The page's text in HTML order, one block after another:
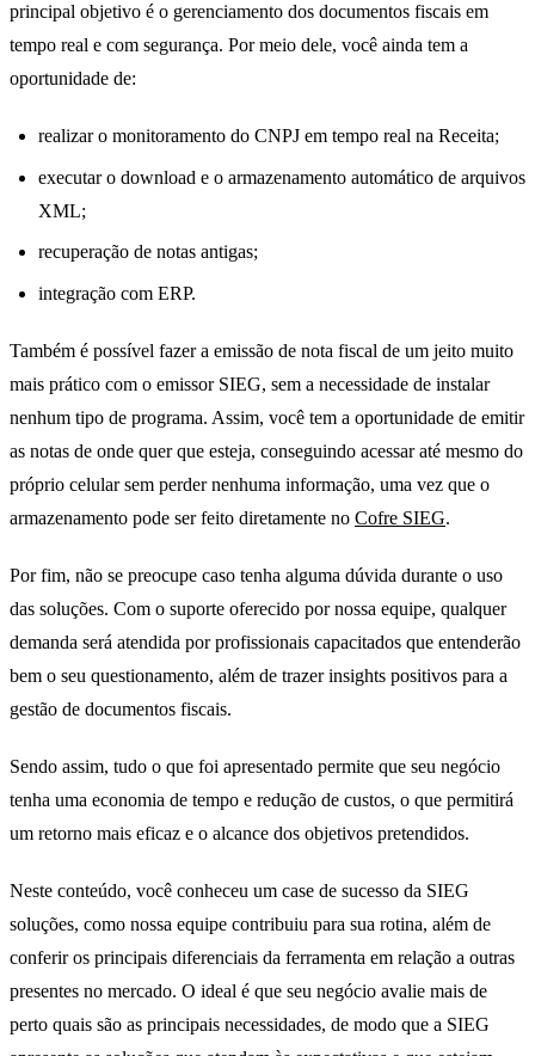
principal objetivo é o gerenciamento dos documentos fiscais em
tempo real e com segurança. Por meio dele, você ainda tem a
oportunidade de:
realizar o monitoramento do CNPJ em tempo real na Receita;
executar o download e o armazenamento automático de arquivos
XML;
recuperação de notas antigas;
integração com ERP.
Também é possível fazer a emissão de nota fiscal de um jeito muito
mais prático com o emissor SIEG, sem a necessidade de instalar
nenhum tipo de programa. Assim, você tem a oportunidade de emitir
as notas de onde quer que esteja, conseguindo acessar até mesmo do
próprio celular sem perder nenhuma informação, uma vez que o
armazenamento pode ser feito diretamente no Cofre SIEG.
Por fim, não se preocupe caso tenha alguma dúvida durante o uso
das soluções. Com o suporte oferecido por nossa equipe, qualquer
demanda será atendida por profissionais capacitados que entenderão
bem o seu questionamento, além de trazer insights positivos para a
gestão de documentos fiscais.
Sendo assim, tudo o que foi apresentado permite que seu negócio
tenha uma economia de tempo e redução de custos, o que permitirá
um retorno mais eficaz e o alcance dos objetivos pretendidos.
Neste conteúdo, você conheceu um case de sucesso da SIEG
soluções, como nossa equipe contribuiu para sua rotina, além de
conferir os principais diferenciais da ferramenta em relação a outras
presentes no mercado. O ideal é que seu negócio avalie mais de
perto quais são as principais necessidades, de modo que a SIEG